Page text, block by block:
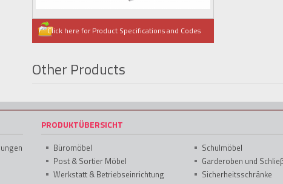
Click here for Product Specifications and Codes
Other Products
PRODUKTÜBERSICHT
Büromöbel Schulmöbel
Post & Sortier Möbel
Garderoben und
Werkstatt & Betriebseinrichtung
Sicherheitsschränke